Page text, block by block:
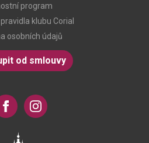
program
klubu Corial
osobních údajů
od smlouvy